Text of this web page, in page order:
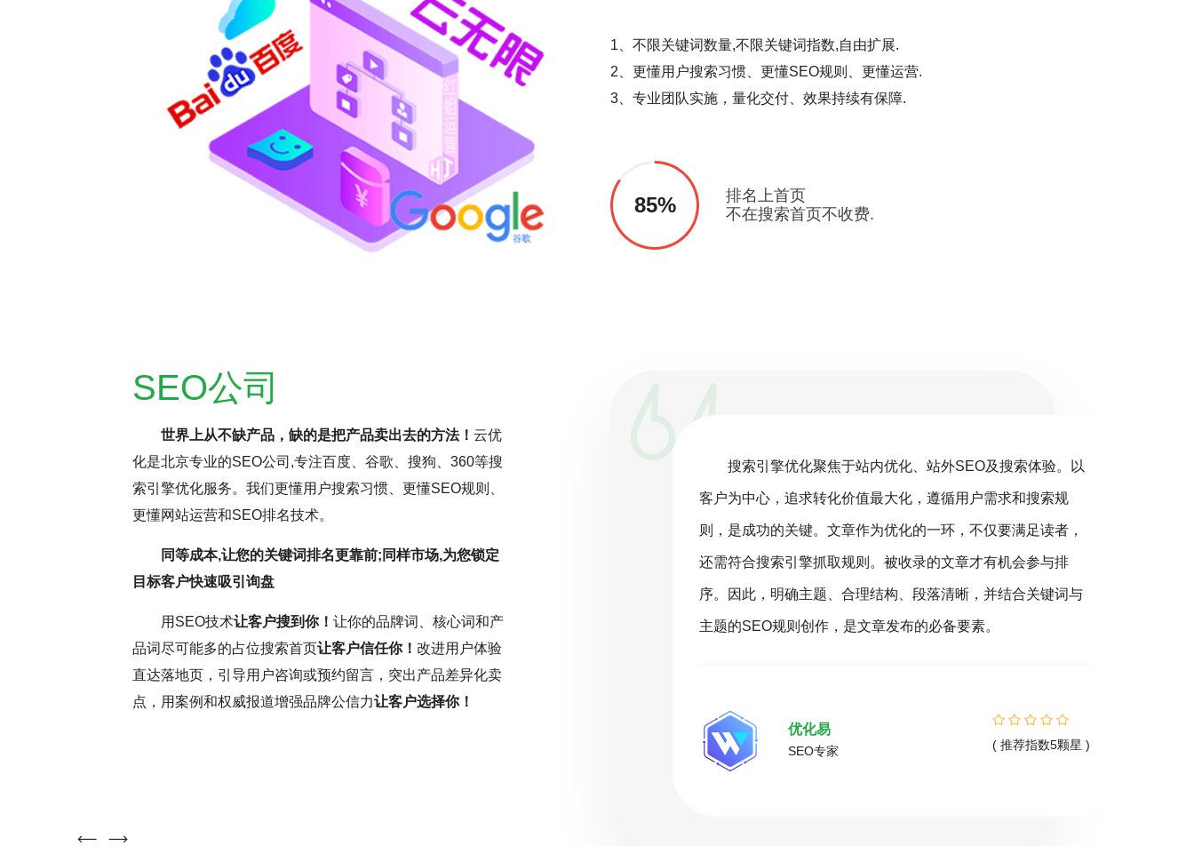
1、不限关键词数量,不限关键词指数,自由扩展.
2、更懂用户搜索习惯、更懂SEO规则、更懂运营.
3、专业团队实施，量化交付、效果持续有保障.
85%
排名上首页
不在搜索首页不收费.
SEO公司
世界上从不缺产品，缺的是把产品卖出去的方法！云优
化是北京专业的SEO公司,专注百度、谷歌、搜狗、360等搜
索引擎优化服务。我们更懂用户搜索习惯、更懂SEO规则、
更懂网站运营和SEO排名技术。
同等成本,让您的关键词排名更靠前;同样市场,为您锁定
目标客户快速吸引询盘
用SEO技术让客户搜到你！让你的品牌词、核心词和产
品词尽可能多的占位搜索首页让客户信任你！改进用户体验
直达落地页，引导用户咨询或预约留言，突出产品差异化卖
点，用案例和权威报道增强品牌公信力让客户选择你！
，但云优化认为，这更多与网
受多因素影响，但正确思维和
搜索引擎规则，可提升网站转
助力网站取得更好效果。
( 推荐指数5颗星 )
SEO网站优化是一项持续且精细化的工作，而非一劳永
逸。它要求优化师密切关注行业动态，深入分析数据，并根据
中，耐心和毅力是不可或缺的驱动力。只有持之以恒地投入努
更为优异的搜索引擎排名。
搜索引擎优化聚焦于站内优化、站外SEO及搜索体验。以
客户为中心，追求转化价值最大化，遵循用户需求和搜索规
则，是成功的关键。文章作为优化的一环，不仅要满足读者，
还需符合搜索引擎抓取规则。被收录的文章才有机会参与排
序。因此，明确主题、合理结构、段落清晰，并结合关键词与
主题的SEO规则创作，是文章发布的必备要素。
优化易
SEO专家 ( 推荐指数5颗星 )